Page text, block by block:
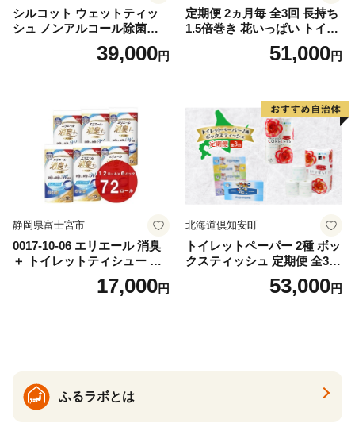
シルコット ウェットティッ
シュ ノンアルコール除菌詰
替（43枚×3P）×24袋 日用品
おもちゃ 拭き取り 手拭き 外
39,000円
定期便 2ヵ月毎 全3回 長持ち
1.5倍巻き 花いっぱい トイレ
ットペーパー ダブル 45ｍ 計
72ロール 全18種 花柄 プリン
ー 消耗品 備蓄 送料無料 北海
道 倶知安町 日用品
51,000円
静岡県富士宮市
0017-10-06 エリエール 消臭
＋ トイレットティシュー し
っかり香るフレッシュクリア
の香り ダブル 12ロール×6パ
17,000円
北海道倶知安町
トイレットペーパー 2種 ボッ
クスティッシュ 定期便 全3
回 日本製 まとめ買い 防災
常備品 日用雑貨 消耗品 生活
53,000円
ふるラボとは